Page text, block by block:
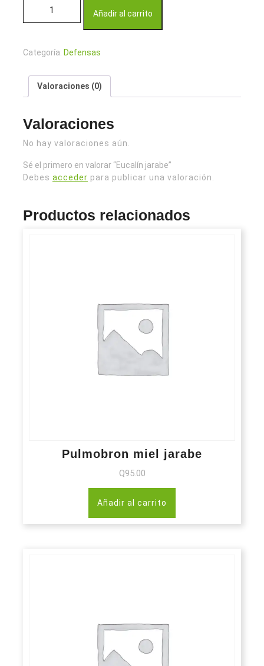
Añadir al carrito
Categoría: Defensas
Valoraciones (0)
Valoraciones
No hay valoraciones aún.
Sé el primero en valorar “Eucalín jarabe”
Debes acceder para publicar una valoración.
Productos relacionados
Pulmobron miel jarabe
Q95.00
Añadir al carrito